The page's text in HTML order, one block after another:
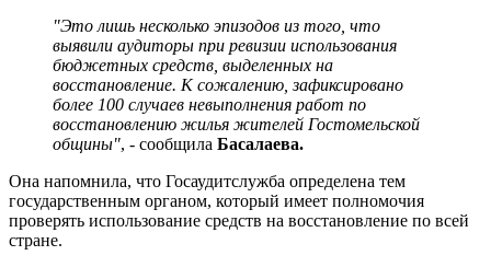
"Это лишь несколько эпизодов из того, что
выявили аудиторы при ревизии использования
бюджетных средств, выделенных на
восстановление. К сожалению, зафиксировано
более 100 случаев невыполнения работ по
восстановлению жилья жителей Гостомельской
общины", - сообщила Басалаева.
Она напомнила, что Госаудитслужба определена тем
государственным органом, который имеет полномочия
проверять использование средств на восстановление по всей
стране.